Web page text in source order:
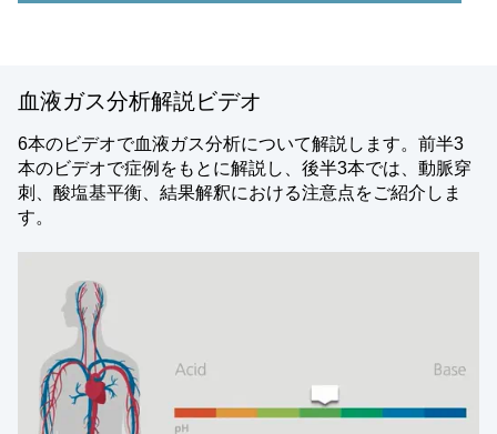
血液ガス分析解説ビデオ
6本のビデオで血液ガス分析について解説します。前半3
本のビデオで症例をもとに解説し、後半3本では、動脈穿
刺、酸塩基平衡、結果解釈における注意点をご紹介しま
す。